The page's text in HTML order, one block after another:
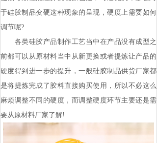
于硅胶制品变硬这种现象的呈现，硬度上需要如何
调节呢?
各类硅胶产品制作工艺当中在产品没有成型之
前都可以从原材料当中从新更换或者提炼让产品的
硬度得到进一步的提升，一般硅胶制品供货厂家都
是将提炼完成了胶料直接购买使用，所以不必这么
麻烦调整不同的硬度，而调整硬度环节主要还是需
要从原材料厂家了解!